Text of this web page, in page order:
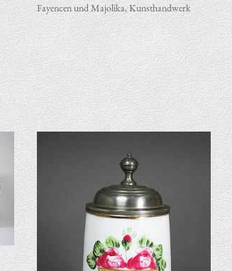
Fayencen und Majolika,Kunsthandwerk